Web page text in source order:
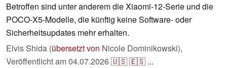
Betroffen sind unter anderem die Xiaomi-12-Serie und die
POCO-X5-Modelle, die künftig keine Software- oder
Sicherheitsupdates mehr erhalten.
Elvis Shida (übersetzt von Nicole Dominikowski),
Veröffentlicht am04.07.2026🇺🇸🇪🇸 ...